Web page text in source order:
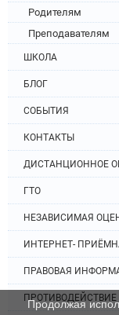
Родителям
Преподавателям
ШКОЛА
БЛОГ
СОБЫТИЯ
КОНТАКТЫ
ДИСТАНЦИОННОЕ
ГТО
НЕЗАВИСИМАЯ
ИНТЕРНЕТ-
ПРАВОВАЯ
Продолжая